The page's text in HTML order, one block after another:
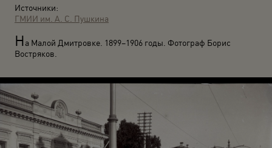
Источники:
ГМИИ им. А. С. Пушкина
На Малой Дмитровке. 1899–1906 годы. Фотограф Борис
Востряков.